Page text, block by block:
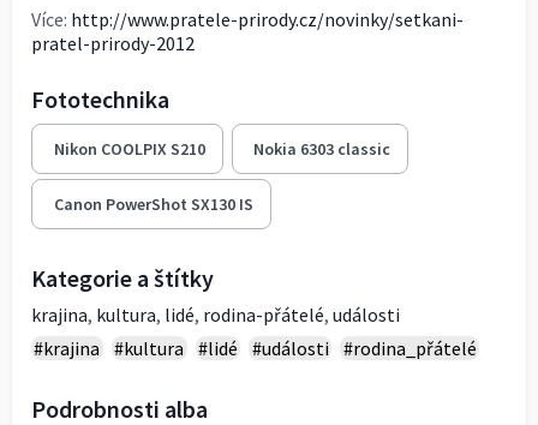
Více: http://www.pratele-prirody.cz/novinky/setkani-
pratel-prirody-2012
Fototechnika
Nikon COOLPIX S210 Nokia 6303 classic
Canon PowerShot SX130 IS
Kategorie a štítky
krajina, kultura, lidé, rodina-přátelé, události
#krajina
#kultura #lidé #události #rodina_přátelé
Podrobnosti alba